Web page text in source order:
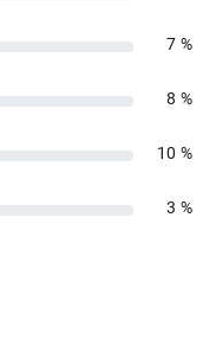
7 %
8 %
10 %
3 %